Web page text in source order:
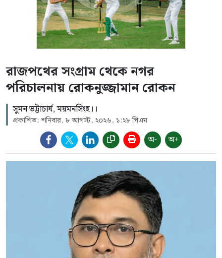
রাজপথের সংগ্রাম থেকে নগর
পরিচালনায় রোকনুজ্জামান রোকন
সুমন ভট্টাচার্য, ময়মনসিংহ।।
প্রকাশিত: শনিবার, ৮ আগস্ট, ২০২৬, ১:২৮ পিএম
অ- অ+